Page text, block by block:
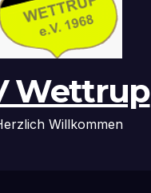
Wettrup
Willkommen